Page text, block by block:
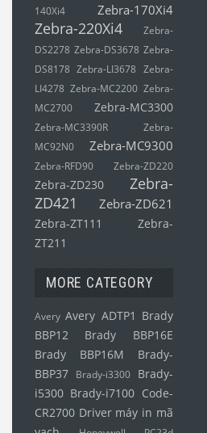
140Xi4
Zebra-170Xi4
Zebra-220Xi4
Zebra-
DS2278 Zebra-DS3678 Zebra-
DS8178 Zebra-LI3678 Zebra-
LI4278 Zebra-MC2200 Zebra-
MC2700
Zebra-MC3300
Zebra-MC3390R
Zebra-
MC92N0
Zebra-MC9300
Zebra-RFD90 Zebra-ZD220
Zebra-ZD230
Zebra-
ZD421
Zebra-ZD621
Zebra-ZT111
Zebra-
ZT211
MORE CATEGORY
Avery Avery ADTP1
Brady
BBP12
Brady BBP16E
Brady BBP16M
Brady-
BBP37 Brady-i3300 Brady-
i5300 Brady-i7100 Code-
CR2700 Driver máy in mã